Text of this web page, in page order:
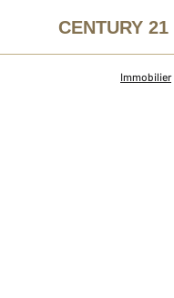
CENTURY 21
Immobilier